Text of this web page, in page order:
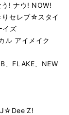
! ナウ! NOW!
りセレブ☆スタイ
イズ
ル アイメイク
、FLAKE、NEW
J☆Dee'Z!